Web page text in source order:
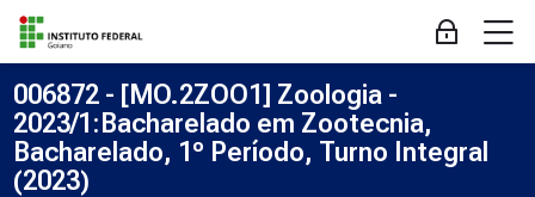
Skip to navigation
Skip to login form
Ir para o conteúdo principal
Skip to accessibility options
Skip to footer
Skip accessibility options
Acessar
006872 - [MO.2ZOO1] Zoologia -
2023/1:Bacharelado em Zootecnia,
Bacharelado, 1º Período, Turno Integral
(2023)